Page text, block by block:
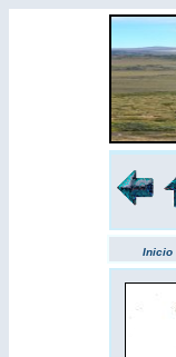
Inicio